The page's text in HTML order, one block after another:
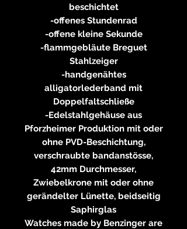
beschichtet
-offenes Stundenrad
-offene kleine Sekunde
-flammgebläute Breguet
Stahlzeiger
-handgenähtes
alligatorlederband mit
Doppelfaltschließe
-Edelstahlgehäuse aus
Pforzheimer Produktion mit oder
ohne PVD-Beschichtung,
verschraubte bandanstösse,
42mm Durchmesser,
Zwiebelkrone mit oder ohne
gerändelter Lünette, beidseitig
Saphirglas
Watches made by Benzinger are